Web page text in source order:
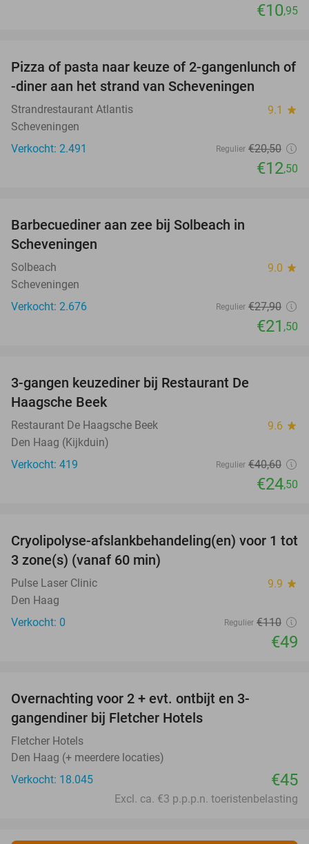
€10,95
39%
Pizza of pasta naar keuze of 2-gangenlunch of
-diner aan het strand van Scheveningen
Strandrestaurant Atlantis 9.1 star
Scheveningen
Verkocht: 2.491
Regulier €20,50
€12,50
Barbecuediner aan zee bij Solbeach in
Scheveningen
Solbeach 9.0 star
Scheveningen
Verkocht: 2.676
Regulier €27,90
€21 ,50
3-gangen keuzediner bij Restaurant De
Haagsche Beek
Restaurant De Haagsche Beek 9.6 star
Den Haag (Kijkduin)
Verkocht: 419
Regulier €40,60
€24,50
55%
NEW
TODAY
Cryolipolyse-afslankbehandeling(en) voor 1 tot
3 zone(s) (vanaf 60 min)
Pulse Laser Clinic 9.9 star
Den Haag
Verkocht: 0
Regulier €110
€49
Overnachting voor 2 + evt. ontbijt en 3-
gangendiner bij Fletcher Hotels
Fletcher Hotels
Den Haag (+ meerdere locaties)
Verkocht: 18.045
€45
Excl. ca. €3 p.p.p.n. toeristenbelasting